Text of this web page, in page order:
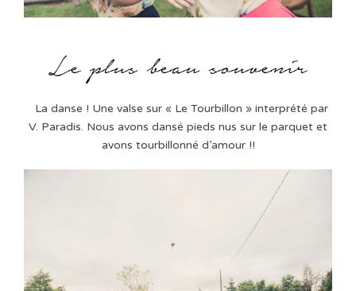
La danse ! Une valse sur « Le Tourbillon » interprété par
V. Paradis. Nous avons dansé pieds nus sur le parquet et
avons tourbillonné d’amour !!